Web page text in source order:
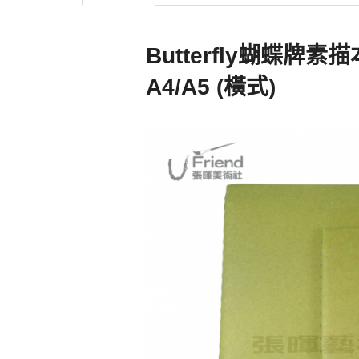
Butterfly蝴蝶牌素描
A4/A5 (橫式)